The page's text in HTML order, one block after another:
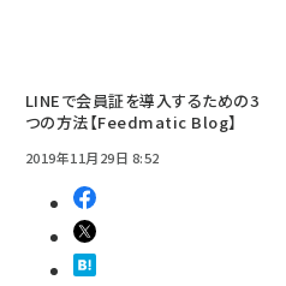
LINEで会員証を導入するための3
つの方法【Feedmatic Blog】
2019年11月29日 8:52